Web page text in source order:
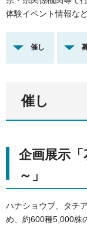
体験イベント情報な
催し
催し
企画展示
～」
ハナショウブ、タチ
め、約600種5,000株